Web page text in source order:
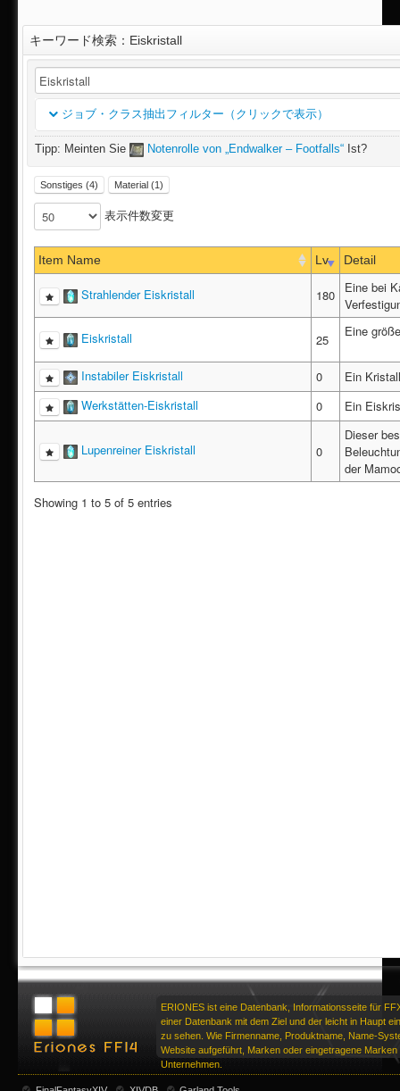
キーワード検索：Eiskristall
ジョブ・クラス抽出フィルター（クリックで表示）
Klasse
リセット
Jobklasse
Disziplinen der Sammler
Tipp: Meinten Sie Notenrolle von „Endwalker – Footfalls“ Ist?
Sonstiges (4) Material (1)
表示件数変更
Item Name Lv Detail
Strahlender Eiskristall 180
Eine bei
Eiskristall
25
Eine
Instabiler Eiskristall 0
Ein
Werkstätten-Eiskristall
0 Ein
Lupenreiner Eiskristall 0
Dieser
der
Showing 1 to 5 of 5 entries
ERIONES ist eine Datenbank, Informationsseite für
einer Datenbank mit dem Ziel und der leicht in Haupt
zu sehen. Wie Firmenname, Produktname, Name-
Website aufgeführt, Marken oder eingetragene Marken
Unternehmen.